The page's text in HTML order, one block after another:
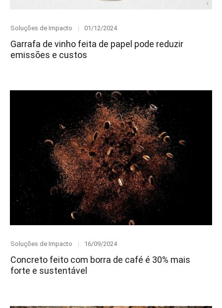
Category
Soluções de Impacto
Posted
01/12/2024
Garrafa de vinho feita de papel pode reduzir
emissões e custos
Category
Soluções de Impacto
Posted
16/09/2024
Concreto feito com borra de café é 30% mais
forte e sustentável